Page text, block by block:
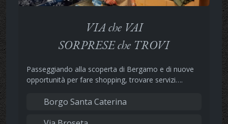
VIA che VAI
SORPRESE che TROVI
Passeggiando alla scoperta di Bergamo e di nuove
opportunità per fare shopping, trovare servizi….
Borgo Santa Caterina